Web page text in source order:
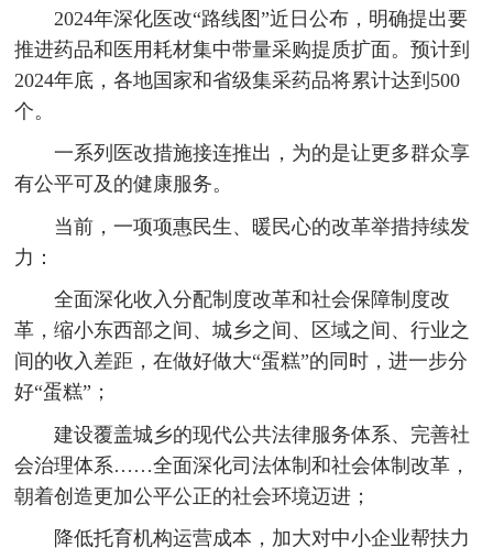
2024年深化医改“路线图”近日公布，明确提出要
推进药品和医用耗材集中带量采购提质扩面。预计到
2024年底，各地国家和省级集采药品将累计达到500
个。
一系列医改措施接连推出，为的是让更多群众享
有公平可及的健康服务。
当前，一项项惠民生、暖民心的改革举措持续发
力：
全面深化收入分配制度改革和社会保障制度改
革，缩小东西部之间、城乡之间、区域之间、行业之
间的收入差距，在做好做大“蛋糕”的同时，进一步分
好“蛋糕”；
建设覆盖城乡的现代公共法律服务体系、完善社
会治理体系……全面深化司法体制和社会体制改革，
朝着创造更加公平公正的社会环境迈进；
降低托育机构运营成本，加大对中小企业帮扶力